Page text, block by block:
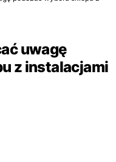
uwagę
z instalacjami